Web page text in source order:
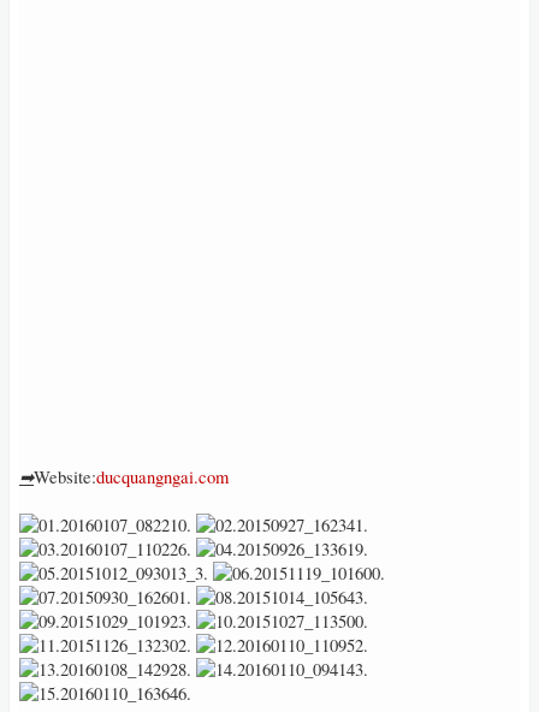
➡Website:ducquangngai.com